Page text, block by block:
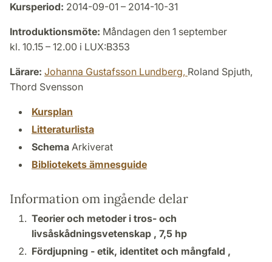
Kursperiod: 2014-09-01 – 2014-10-31
Introduktionsmöte: Måndagen den 1 september
kl. 10.15 – 12.00 i LUX:B353
Lärare: Johanna Gustafsson Lundberg, Roland Spjuth,
Thord Svensson
Kursplan
Litteraturlista
Schema Arkiverat
Bibliotekets ämnesguide
Information om ingående delar
Teorier och metoder i tros- och
livsåskådningsvetenskap , 7,5 hp
Fördjupning - etik, identitet och mångfald ,